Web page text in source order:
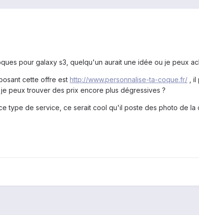
pour galaxy s3, quelqu'un aurait une idée ou je peux
cette offre est http://www.personnalise-ta-coque.fr/ ,
peux trouver des prix encore plus dégressives ?
type de service, ce serait cool qu'il poste des photo de la